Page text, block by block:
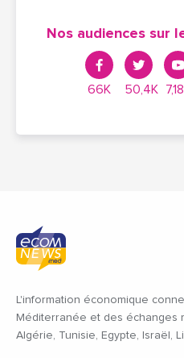
Nos audiences sur
66K 50,4K
L'information économique
Méditerranée et des échanges
Algérie, Tunisie, Egypte, Israël,